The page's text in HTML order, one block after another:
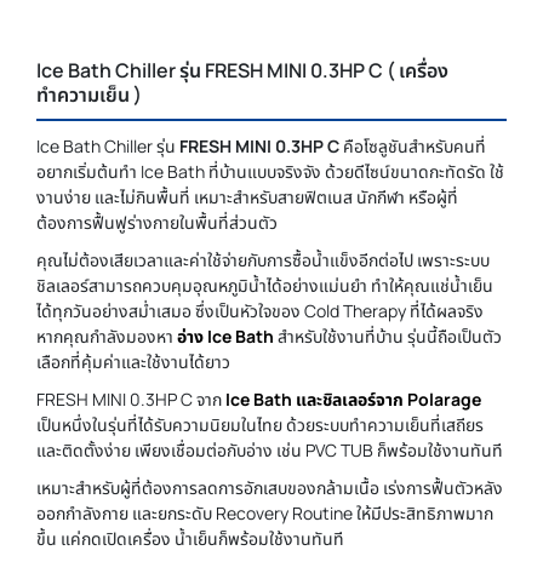
Ice Bath Chiller รุ่น FRESH MINI 0.3HP C ( เครื่อง
ทำความเย็น )
Ice Bath Chiller รุ่น FRESH MINI 0.3HP C คือโซลูชันสำหรับคนที่
อยากเริ่มต้นทำ Ice Bath ที่บ้านแบบจริงจัง ด้วยดีไซน์ขนาดกะทัดรัด ใช้
งานง่าย และไม่กินพื้นที่ เหมาะสำหรับสายฟิตเนส นักกีฬา หรือผู้ที่
ต้องการฟื้นฟูร่างกายในพื้นที่ส่วนตัว
คุณไม่ต้องเสียเวลาและค่าใช้จ่ายกับการซื้อน้ำแข็งอีกต่อไป เพราะระบบ
ชิลเลอร์สามารถควบคุมอุณหภูมิน้ำได้อย่างแม่นยำ ทำให้คุณแช่น้ำเย็น
ได้ทุกวันอย่างสม่ำเสมอ ซึ่งเป็นหัวใจของ Cold Therapy ที่ได้ผลจริง
หากคุณกำลังมองหา อ่าง Ice Bath สำหรับใช้งานที่บ้าน รุ่นนี้ถือเป็นตัว
เลือกที่คุ้มค่าและใช้งานได้ยาว
FRESH MINI 0.3HP C จาก Ice Bath และชิลเลอร์จาก Polarage
เป็นหนึ่งในรุ่นที่ได้รับความนิยมในไทย ด้วยระบบทำความเย็นที่เสถียร
และติดตั้งง่าย เพียงเชื่อมต่อกับอ่าง เช่น PVC TUB ก็พร้อมใช้งานทันที
เหมาะสำหรับผู้ที่ต้องการลดการอักเสบของกล้ามเนื้อ เร่งการฟื้นตัวหลัง
ออกกำลังกาย และยกระดับ Recovery Routine ให้มีประสิทธิภาพมาก
ขึ้น แค่กดเปิดเครื่อง น้ำเย็นก็พร้อมใช้งานทันที